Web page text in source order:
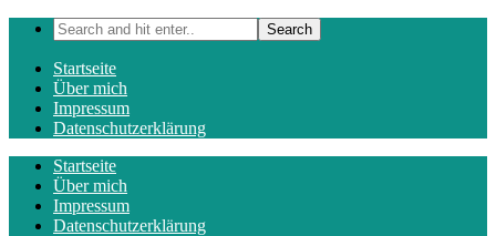
Startseite
Über mich
Impressum
Datenschutzerklärung
Startseite
Über mich
Impressum
Datenschutzerklärung